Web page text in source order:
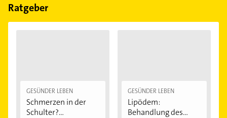
Ratgeber
GESÜNDER LEBEN
Schmerzen in der
Schulter?
GESÜNDER LEBEN
Lipödem:
Behandlung des